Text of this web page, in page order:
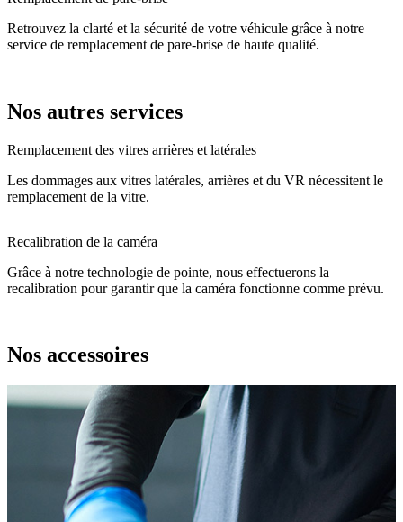
Retrouvez la clarté et la sécurité de votre véhicule grâce à notre
service de remplacement de pare-brise de haute qualité.
Nos autres services
Remplacement des vitres arrières et latérales
Les dommages aux vitres latérales, arrières et du VR nécessitent le
remplacement de la vitre.
Recalibration de la caméra
Grâce à notre technologie de pointe, nous effectuerons la
recalibration pour garantir que la caméra fonctionne comme prévu.
Nos accessoires